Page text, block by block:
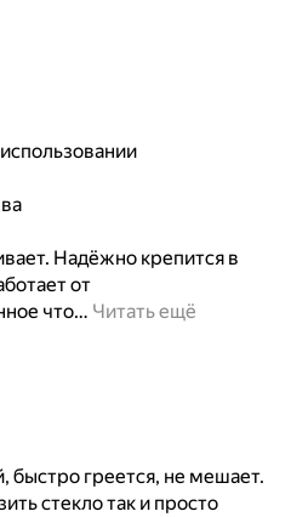
Надёжно крепится в
от
что… Читать ещё
быстро греется, не мешает.
стекло так и просто